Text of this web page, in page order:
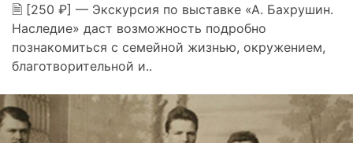
🗎 [250 ₽] — Экскурсия по выставке «А. Бахрушин.
Наследие» даст возможность подробно
познакомиться с семейной жизнью, окружением,
благотворительной и..